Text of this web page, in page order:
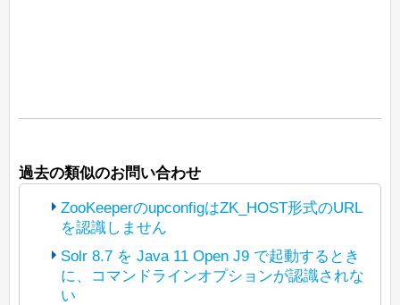
過去の類似のお問い合わせ
ZooKeeperのupconfigはZK_HOST形式のURL
を認識しません
(The bot translated the original post
Solr 8.7 を Java 11 Open J9 で起動するとき
に、コマンドラインオプションが認識されな
い